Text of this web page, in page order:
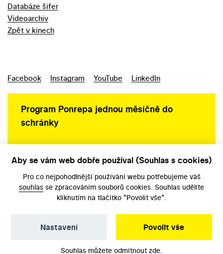
Databáze šifer
Videoarchiv
Zpět v kinech
Facebook Instagram YouTube LinkedIn
Program Ponrepa jednou měsíčně do
schránky
Aby se vám web dobře používal (Souhlas s cookies)
Pro co nejpohodlnější používání webu potřebujeme váš
souhlas se zpracováním souborů cookies. Souhlas udělíte
kliknutím na tlačítko "Povolit vše".
Povolit vše
Nastavení
Souhlas můžete odmítnout zde